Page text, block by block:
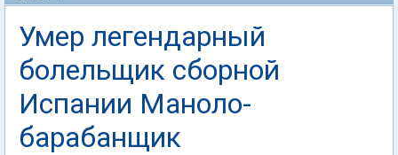
Умер легендарный
болельщик сборной
Испании Маноло-
барабанщик